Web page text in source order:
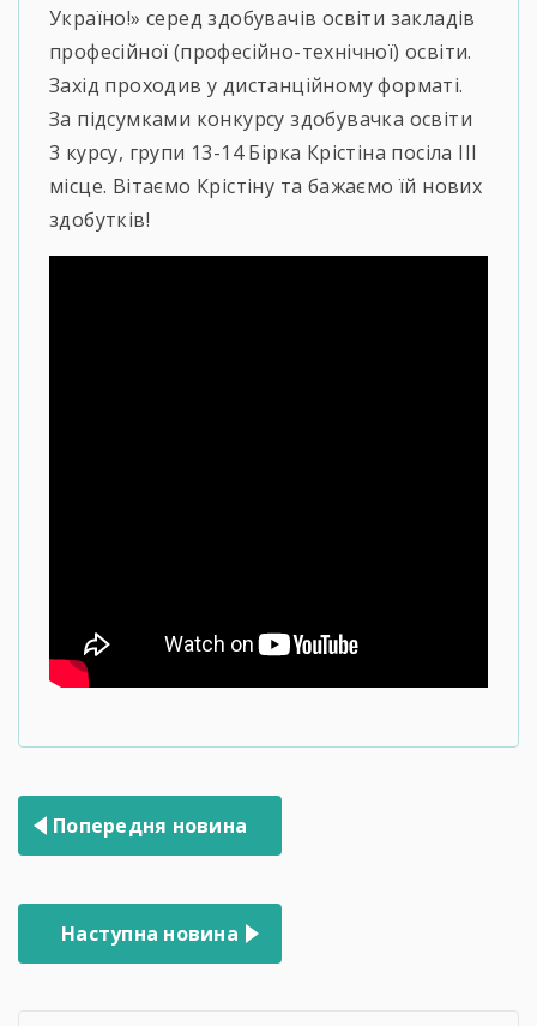
Україно!» серед здобувачів освіти закладів
професійної (професійно-технічної) освіти.
Захід проходив у дистанційному форматі.
За підсумками конкурсу здобувачка освіти
3 курсу, групи 13-14 Бірка Крістіна посіла ІІІ
місце. Вітаємо Крістіну та бажаємо їй нових
здобутків!
Навігація
записів
Попередня новина
Наступна новина